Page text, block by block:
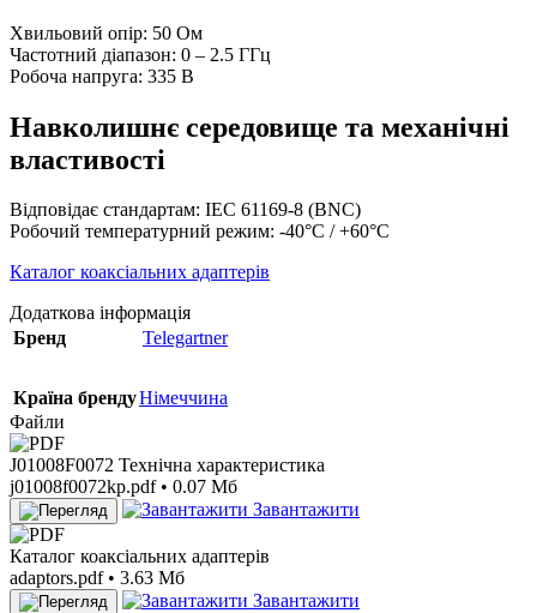
Хвильовий опір: 50 Ом
Частотний діапазон: 0 – 2.5 ГГц
Робоча напруга: 335 В
Навколишнє середовище та механічні
властивості
Відповідає стандартам: IEC 61169-8 (BNC)
Робочий температурний режим: -40°C / +60°C
Каталог коаксіальних адаптерів
Додаткова інформація
Бренд
Telegartner
Країна брендуНімеччина
Файли
J01008F0072 Технічна характеристика
j01008f0072kp.pdf • 0.07 Мб
Завантажити
Каталог коаксіальних адаптерів
adaptors.pdf • 3.63 Мб
Завантажити